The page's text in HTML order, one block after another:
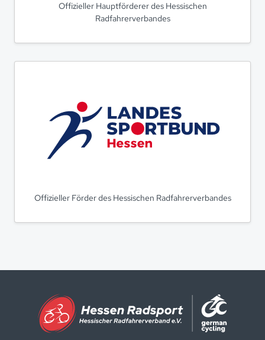
Offizieller Hauptförderer des Hessischen
Radfahrerverbandes
Offizieller Förder des Hessischen Radfahrerverbandes